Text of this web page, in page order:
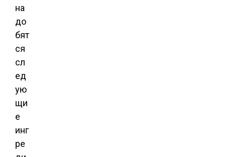
на
до
бят
ся
сл
ед
ую
щи
е
инг
ре